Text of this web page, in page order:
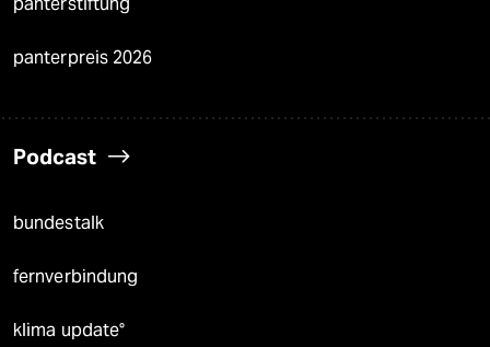
panterpreis 2026
Podcast
bundestalk
fernverbindung
klima update°